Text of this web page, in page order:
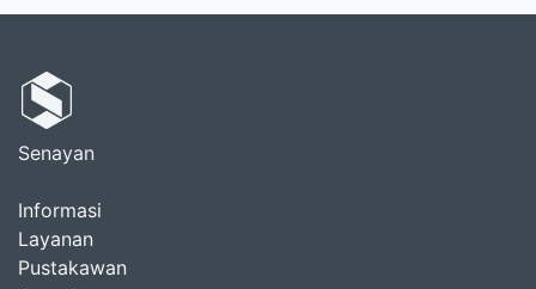
Senayan
Informasi
Layanan
Pustakawan